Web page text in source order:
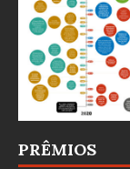
PRÊMIOS